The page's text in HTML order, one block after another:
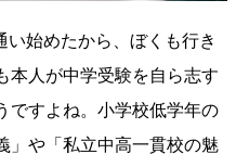
始めたから、ぼくも行き
本人が中学受験を自ら志す
ですよね。小学校低学年の
」や「私立中高一貫校の魅